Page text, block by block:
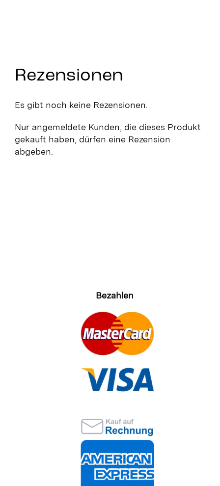
Rezensionen
Es gibt noch keine Rezensionen.
Nur angemeldete Kunden, die dieses Produkt
gekauft haben, dürfen eine Rezension
abgeben.
Bezahlen